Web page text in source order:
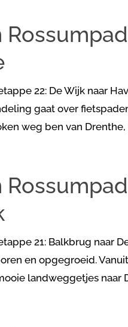
22: De Wijk naar
gaat over
weg ben van Drenthe,
21: Balkbrug naar
en opgegroeid.
landweggetjes naar